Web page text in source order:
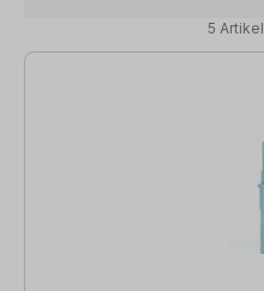
5
5 Artikel gefunden